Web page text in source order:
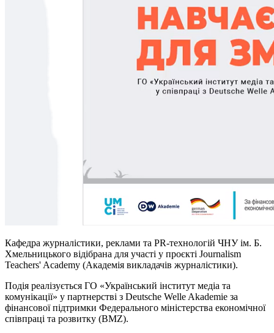
Кафедра журналістики, реклами та PR-технологій ЧНУ ім. Б.
Хмельницького відібрана для участі у проєкті Journalism
Teachers' Academy (Академія викладачів журналістики).
Подія реалізується ГО «Український інститут медіа та
комунікації» у партнерстві з Deutsche Welle Akademie за
фінансової підтримки Федерального міністерства економічної
співпраці та розвитку (BMZ).